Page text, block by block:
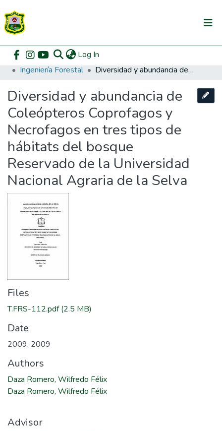
Log In
Communities & Collections
All of DSpace
DSpace Statistics
Home Pregrado
Ingeniería Forestal
Diversidad y abundancia de Coleópteros Coprofagos y Necrofagos en tres tipos de hábitats del bosque Reservado de la Universidad Nacional Agraria de la Selva
Diversidad y abundancia de
Coleópteros Coprofagos y
Necrofagos en tres tipos de
hábitats del bosque
Reservado de la Universidad
Nacional Agraria de la Selva
Files
T.FRS-112.pdf(2.5 MB)
Date
2009, 2009
Authors
Daza Romero, Wilfredo Félix
Daza Romero, Wilfredo Félix
Advisor